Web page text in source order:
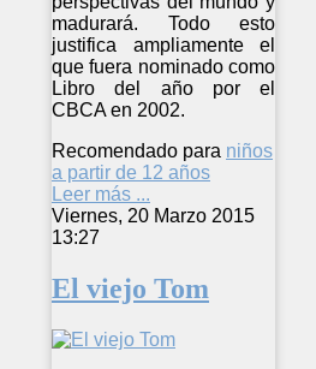
madurará. Todo esto
justifica ampliamente el
que fuera nominado como
Libro del año por el
CBCA en 2002.
Recomendado para niños
a partir de 12 años
Leer más ...
Viernes, 20 Marzo 2015
13:27
El viejo Tom